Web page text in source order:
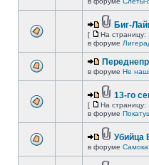
Биг-
[ На страницу:
в форуме
в форуме Не
13-го
[ На страницу:
в форуме
Убийца
в форуме